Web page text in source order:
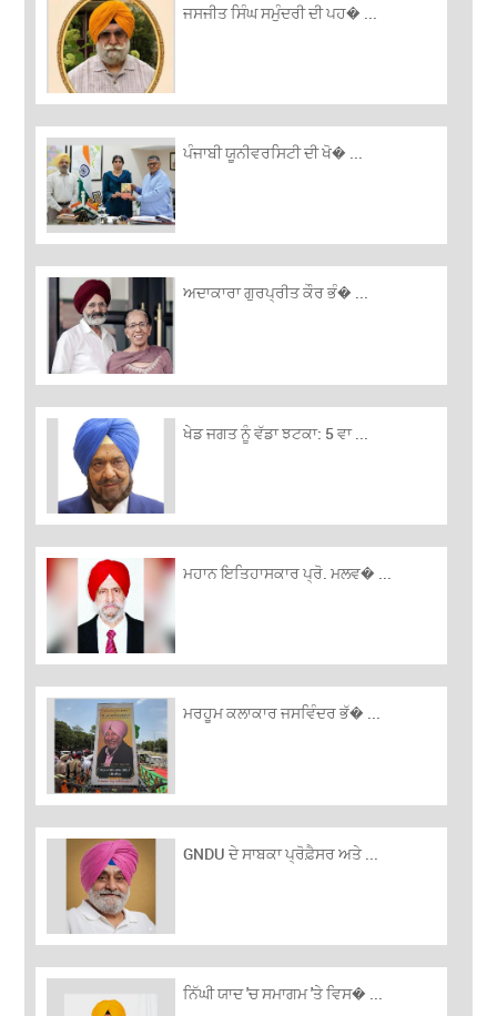
ਜਸਜੀਤ ਸਿੰਘ ਸਮੁੰਦਰੀ ਦੀ ਪਹ� ...
ਪੰਜਾਬੀ ਯੂਨੀਵਰਸਿਟੀ ਦੀ ਖੋ� ...
ਅਦਾਕਾਰਾ ਗੁਰਪ੍ਰੀਤ ਕੌਰ ਭੰ� ...
ਖੇਡ ਜਗਤ ਨੂੰ ਵੱਡਾ ਝਟਕਾ: 5 ਵਾ ...
ਮਹਾਨ ਇਤਿਹਾਸਕਾਰ ਪ੍ਰੋ. ਮਲਵ� ...
ਮਰਹੂਮ ਕਲਾਕਾਰ ਜਸਵਿੰਦਰ ਭੱ� ...
GNDU ਦੇ ਸਾਬਕਾ ਪ੍ਰੋਫ਼ੈਸਰ ਅਤੇ ...
ਨਿੱਘੀ ਯਾਦ 'ਚ ਸਮਾਗਮ 'ਤੇ ਵਿਸ� ...